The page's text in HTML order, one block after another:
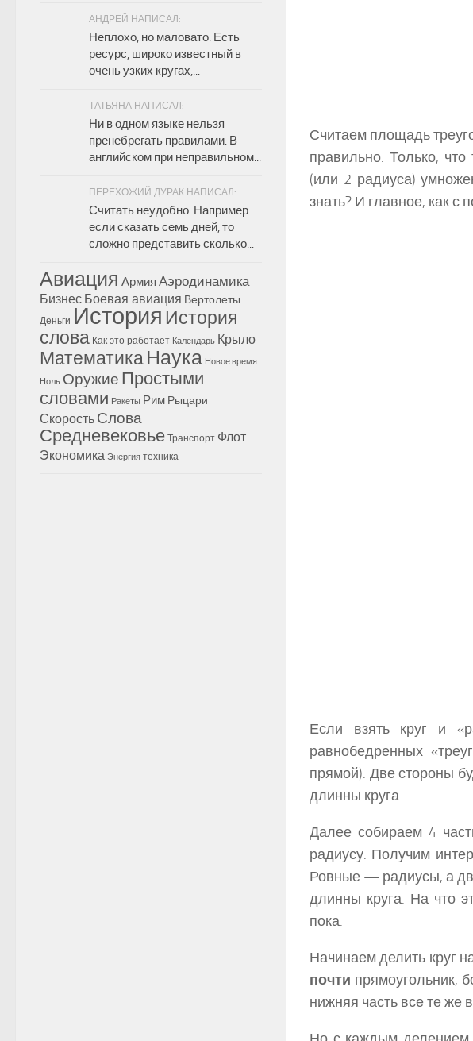
Считаем площадь
правильно. Только,
(или 2 радиуса)
знать? И главное, как
Если взять круг и
равнобедренных
прямой). Две стороны
длинны круга.
Далее собираем 4
радиусу. Получим
Ровные — радиусы, а
длинны круга. На что
пока.
Начинаем делить круг
почти прямоугольник,
нижняя часть все те же
АНДРЕЙ НАПИСАЛ:
Неплохо, но маловато. Есть
ресурс, широко известный в
очень узких кругах,...
ТАТЬЯНА НАПИСАЛ:
Ни в одном языке нельзя
пренебрегать правилами. В
английском при неправильном...
ПЕРЕХОЖИЙ ДУРАК НАПИСАЛ:
Считать неудобно. Например
если сказать семь дней, то
сложно представить сколько...
Авиация Армия Аэродинамика
Бизнес Боевая авиация Вертолеты
Деньги История История
слова Как это работает Календарь Крыло
МатематикаНаука Новое время
Ноль Оружие Простыми
словами Ракеты Рим Рыцари
Скорость Слова
Средневековье Транспорт Флот
Экономика Энергия техника